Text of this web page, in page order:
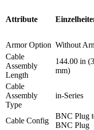
Attribute
Armor Option Without
Cable
Assembly
Length
144.00 in
mm)
Cable
Assembly
Type
in-Series
Cable Config
BNC Plug
BNC Plug